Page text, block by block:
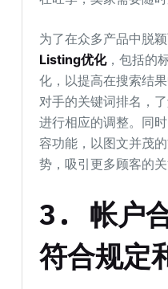
为了在众多产品中脱
Listing优化，包括的
化，以提高在搜索结
对手的关键词排名，
进行相应的调整。同
容功能，以图文并茂
势，吸引更多顾客的关
3. 帐户
符合规定